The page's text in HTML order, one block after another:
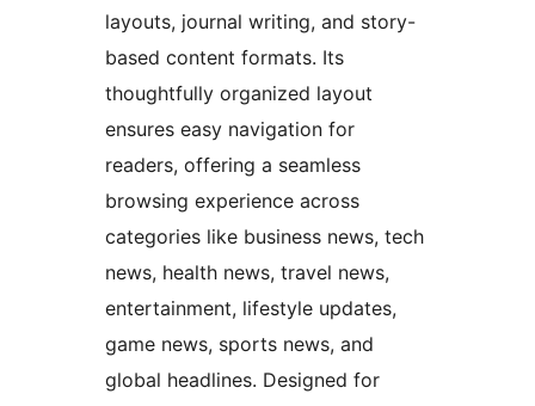
layouts, journal writing, and story-
based content formats. Its
thoughtfully organized layout
ensures easy navigation for
readers, offering a seamless
browsing experience across
categories like business news, tech
news, health news, travel news,
entertainment, lifestyle updates,
game news, sports news, and
global headlines. Designed for